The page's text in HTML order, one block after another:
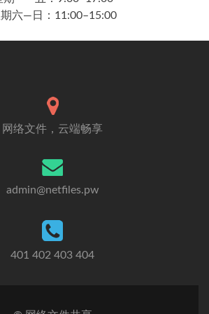
六—日：11:00–15:00
网络文件，云端畅享
admin@netfiles.pw
401 402 403 404